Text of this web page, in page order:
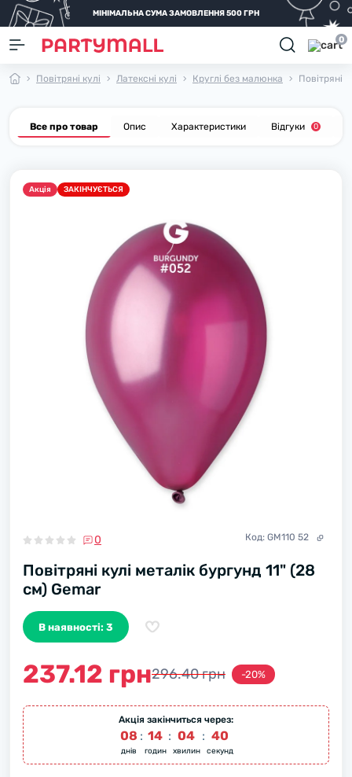
МІНІМАЛЬНА СУМА ЗАМОВЛЕННЯ 500 ГРН
0
Повітряні кулі Латексні кулі Круглі без малюнка Повітряні
Все про товар Опис Характеристики Відгуки 0
Акцiя ЗАКІНЧУЄТЬСЯ
0 Код: GM110 52
Повітряні кулі металік бургунд 11" (28
см) Gemar
В наявності: 3
237.12 грн296.40 грн -20%
Акція закінчиться через:
08
днів
: 14
годин
: 04
хвилин
: 40
секунд